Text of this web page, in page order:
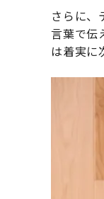
さらに、
言葉で伝
は着実に